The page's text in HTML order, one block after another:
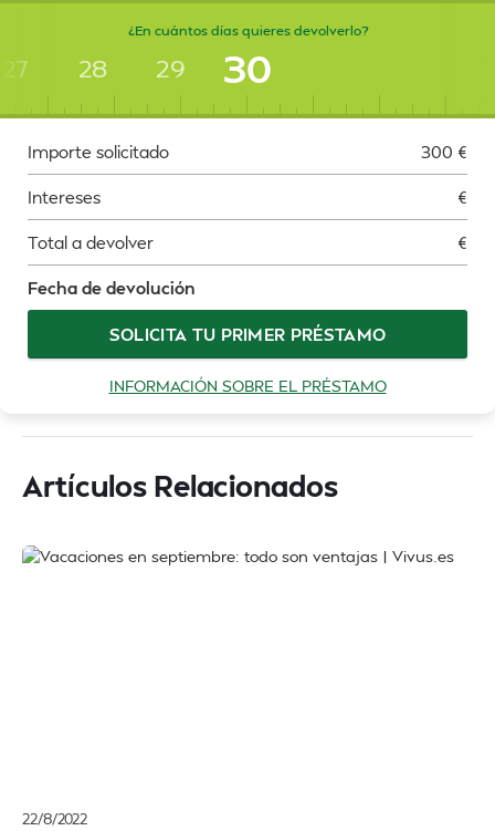
¿En cuántos días quieres devolverlo?
27 28 29 30
Importe solicitado 300 €
Intereses €
Total a devolver €
Fecha de devolución
SOLICITA TU PRIMER PRÉSTAMO
INFORMACIÓN SOBRE EL PRÉSTAMO
Artículos Relacionados
22/8/2022